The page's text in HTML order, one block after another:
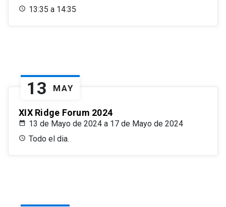
13:35 a 14:35
13 MAY
XIX Ridge Forum 2024
13 de Mayo de 2024 a 17 de Mayo de 2024
Todo el dia.